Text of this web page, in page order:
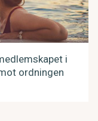
i
ordningen